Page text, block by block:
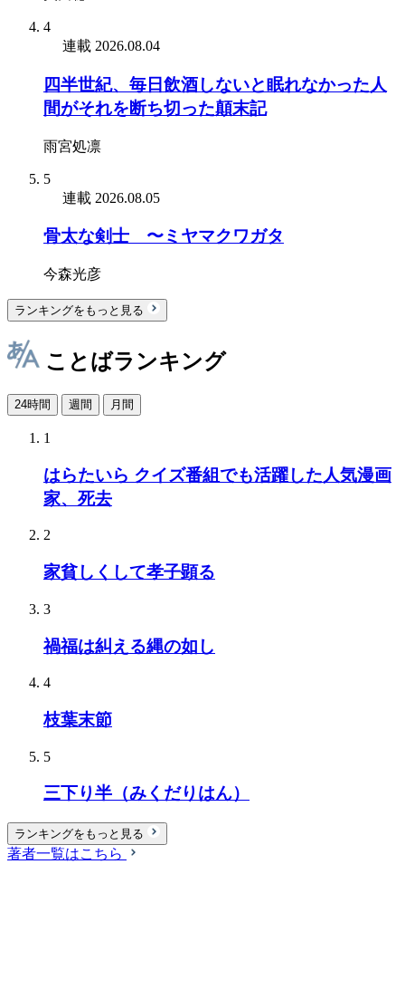
4
連載 2026.08.04
四半世紀、毎日飲酒しないと眠れなかった人
間がそれを断ち切った顛末記
雨宮処凛
5
連載 2026.08.05
骨太な剣士 〜ミヤマクワガタ
今森光彦
ランキングをもっと見る
ことばランキング
24時間 週間 月間
1
はらたいら クイズ番組でも活躍した人気漫画
家、死去
2
家貧しくして孝子顕る
3
禍福は糾える縄の如し
4
枝葉末節
5
三下り半（みくだりはん）
ランキングをもっと見る
著者一覧はこちら